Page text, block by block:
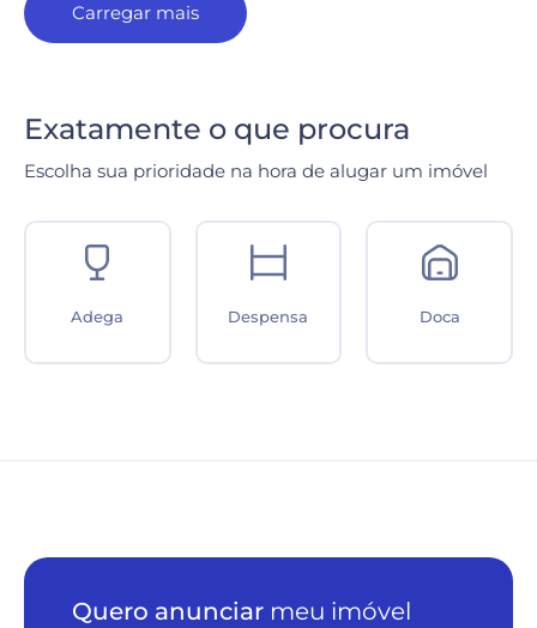
Carregar mais
Exatamente o que procura
Escolha sua prioridade na hora de alugar um imóvel
Adega Despensa Doca
Quero anunciar meu imóvel